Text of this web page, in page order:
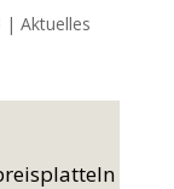
| Aktuelles